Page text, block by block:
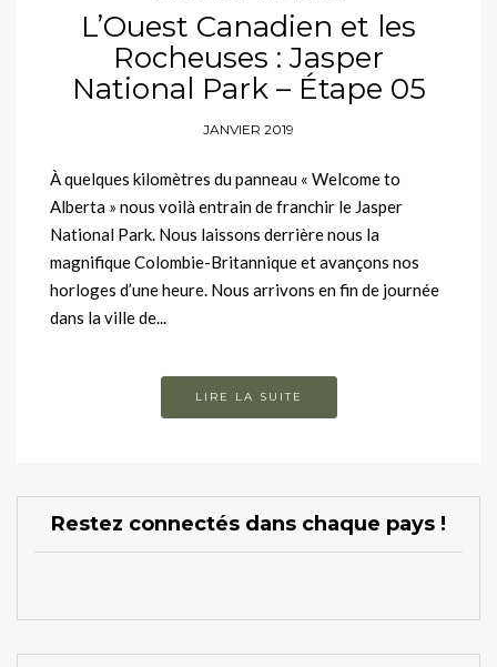
L’Ouest Canadien et les
Rocheuses : Jasper
National Park – Étape 05
JANVIER 2019
À quelques kilomètres du panneau « Welcome to
Alberta » nous voilà entrain de franchir le Jasper
National Park. Nous laissons derrière nous la
magnifique Colombie-Britannique et avançons nos
horloges d’une heure. Nous arrivons en fin de journée
dans la ville de...
LIRE LA SUITE
Restez connectés dans chaque pays !